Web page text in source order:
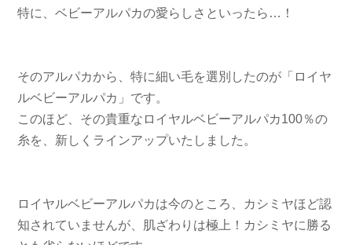
特に、ベビーアルパカの愛らしさといったら…！
そのアルパカから、特に細い毛を選別したのが「ロイヤ
ルベビーアルパカ」です。
このほど、その貴重なロイヤルベビーアルパカ100％の
糸を、新しくラインアップいたしました。
ロイヤルベビーアルパカは今のところ、カシミヤほど認
知されていませんが、肌ざわりは極上！カシミヤに勝る